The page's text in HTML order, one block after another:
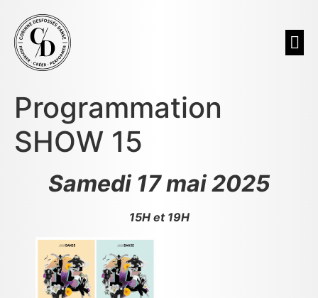
Programmation
SHOW 15
Samedi 17 mai 2025
15H et 19H